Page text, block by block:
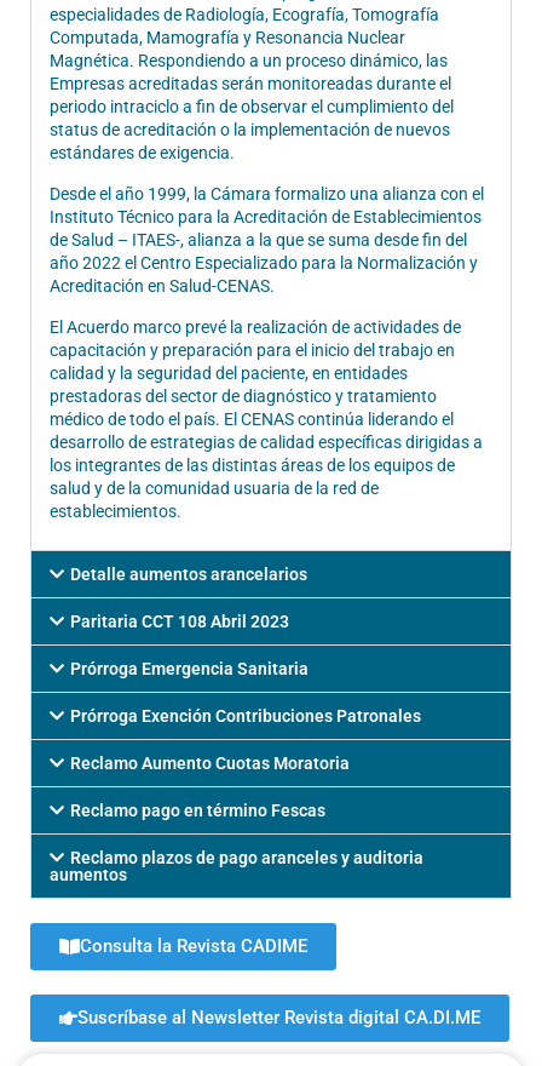
especialidades de Radiología, Ecografía, Tomografía
Computada, Mamografía y Resonancia Nuclear
Magnética. Respondiendo a un proceso dinámico, las
Empresas acreditadas serán monitoreadas durante el
periodo intraciclo a fin de observar el cumplimiento del
status de acreditación o la implementación de nuevos
estándares de exigencia.
Desde el año 1999, la Cámara formalizo una alianza con el
Instituto Técnico para la Acreditación de Establecimientos
de Salud – ITAES-, alianza a la que se suma desde fin del
año 2022 el Centro Especializado para la Normalización y
Acreditación en Salud-CENAS.
El Acuerdo marco prevé la realización de actividades de
capacitación y preparación para el inicio del trabajo en
calidad y la seguridad del paciente, en entidades
prestadoras del sector de diagnóstico y tratamiento
médico de todo el país. El CENAS continúa liderando el
desarrollo de estrategias de calidad específicas dirigidas a
los integrantes de las distintas áreas de los equipos de
salud y de la comunidad usuaria de la red de
establecimientos.
Detalle aumentos arancelarios
Paritaria CCT 108 Abril 2023
Prórroga Emergencia Sanitaria
Prórroga Exención Contribuciones Patronales
Reclamo Aumento Cuotas Moratoria
Reclamo pago en término Fescas
Reclamo plazos de pago aranceles y auditoria
aumentos
Consulta la Revista CADIME
Suscríbase al Newsletter Revista digital CA.DI.ME